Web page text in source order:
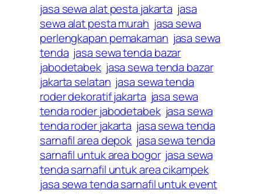
jasa sewa alat pesta jakarta jasa
sewa alat pesta murah jasa sewa
perlengkapan pemakaman jasa sewa
tenda jasa sewa tenda bazar
jabodetabek jasa sewa tenda bazar
jakarta selatan jasa sewa tenda
roder dekoratif jakarta jasa sewa
tenda roder jabodetabek jasa sewa
tenda roder jakarta jasa sewa tenda
sarnafil area depok jasa sewa tenda
sarnafil untuk area bogor jasa sewa
tenda sarnafil untuk area cikampek
jasa sewa tenda sarnafil untuk event